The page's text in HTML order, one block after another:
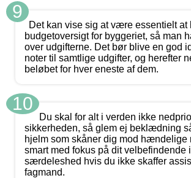
9
Det kan vise sig at være essentielt at
budgetoversigt for byggeriet, så man
over udgifterne. Det bør blive en god
noter til samtlige udgifter, og herefter
beløbet for hver eneste af dem.
10
Du skal for alt i verden ikke
sikkerheden, så glem ej beklædning
hjelm som skåner dig mod hændelige
smart med fokus på dit velbefindende
særdeleshed hvis du ikke skaffer
fagmand.